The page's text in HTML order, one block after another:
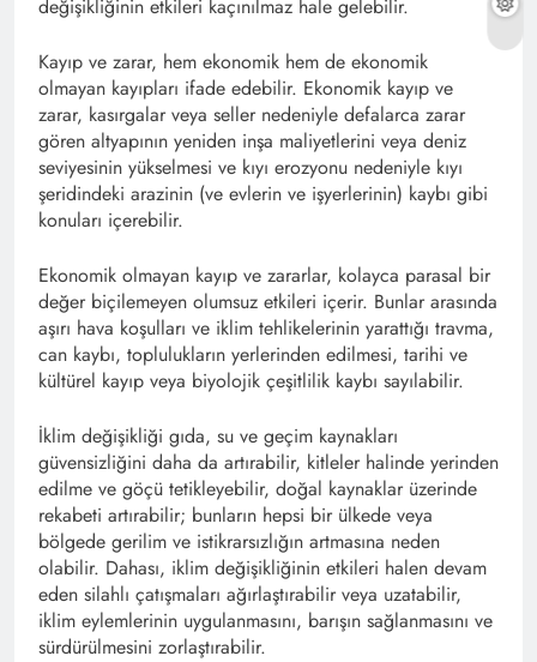
değişikliğinin etkileri kaçınılmaz hale gelebilir.
Kayıp ve zarar, hem ekonomik hem de ekonomik
olmayan kayıpları ifade edebilir. Ekonomik kayıp ve
zarar, kasırgalar veya seller nedeniyle defalarca zarar
gören altyapının yeniden inşa maliyetlerini veya deniz
seviyesinin yükselmesi ve kıyı erozyonu nedeniyle kıyı
şeridindeki arazinin (ve evlerin ve işyerlerinin) kaybı gibi
konuları içerebilir.
Ekonomik olmayan kayıp ve zararlar, kolayca parasal bir
değer biçilemeyen olumsuz etkileri içerir. Bunlar arasında
aşırı hava koşulları ve iklim tehlikelerinin yarattığı travma,
can kaybı, toplulukların yerlerinden edilmesi, tarihi ve
kültürel kayıp veya biyolojik çeşitlilik kaybı sayılabilir.
İklim değişikliği gıda, su ve geçim kaynakları
güvensizliğini daha da artırabilir, kitleler halinde yerinden
edilme ve göçü tetikleyebilir, doğal kaynaklar üzerinde
rekabeti artırabilir; bunların hepsi bir ülkede veya
bölgede gerilim ve istikrarsızlığın artmasına neden
olabilir. Dahası, iklim değişikliğinin etkileri halen devam
eden silahlı çatışmaları ağırlaştırabilir veya uzatabilir,
iklim eylemlerinin uygulanmasını, barışın sağlanmasını ve
sürdürülmesini zorlaştırabilir.